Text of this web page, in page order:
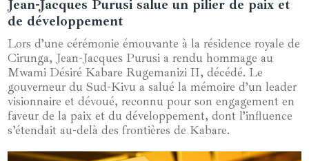
Jean-Jacques Purusi salue un pilier de paix et
de développement
Lors d’une cérémonie émouvante à la résidence royale de
Cirunga, Jean-Jacques Purusi a rendu hommage au
Mwami Désiré Kabare Rugemanizi II, décédé. Le
gouverneur du Sud-Kivu a salué la mémoire d’un leader
visionnaire et dévoué, reconnu pour son engagement en
faveur de la paix et du développement, dont l’influence
s’étendait au-delà des frontières de Kabare.